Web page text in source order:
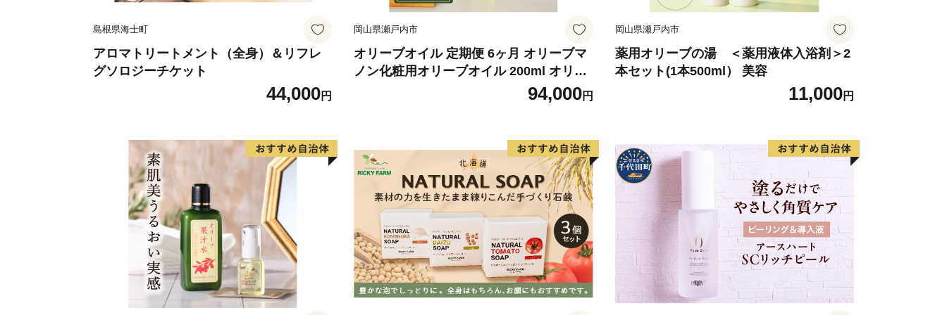
島根県海士町
アロマトリートメント（全身）＆リフレ
グソロジーチケット
44,000円
岡山県瀬戸内市
オリーブオイル 定期便 6ヶ月 オリーブマ
ノン化粧用オリーブオイル 200ml オリー
ブ オイル 美容 スキンケア 化粧用 油 オリ
94,000円
岡山県瀬戸内市
薬用オリーブの湯 ＜薬用液体入浴剤＞2
本セット(1本500ml） 美容
11,000円